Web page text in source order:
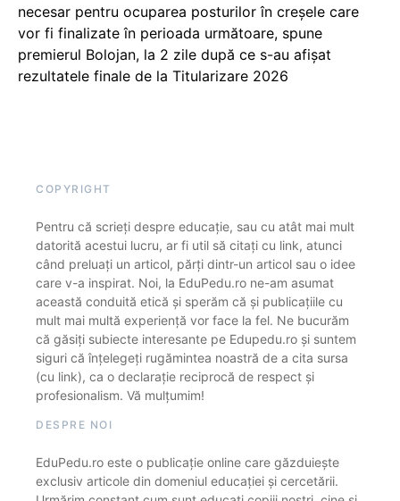
necesar pentru ocuparea posturilor în creșele care
vor fi finalizate în perioada următoare, spune
premierul Bolojan, la 2 zile după ce s-au afișat
rezultatele finale de la Titularizare 2026
COPYRIGHT
Pentru că scrieți despre educație, sau cu atât mai mult
datorită acestui lucru, ar fi util să citați cu link, atunci
când preluați un articol, părți dintr-un articol sau o idee
care v-a inspirat. Noi, la EduPedu.ro ne-am asumat
această conduită etică și sperăm că și publicațiile cu
mult mai multă experiență vor face la fel. Ne bucurăm
că găsiți subiecte interesante pe Edupedu.ro și suntem
siguri că înțelegeți rugămintea noastră de a cita sursa
(cu link), ca o declarație reciprocă de respect și
profesionalism. Vă mulțumim!
DESPRE NOI
EduPedu.ro este o publicație online care găzduiește
exclusiv articole din domeniul educației și cercetării.